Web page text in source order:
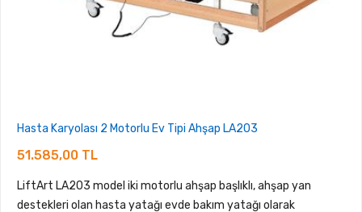
Hasta Karyolası 2 Motorlu Ev Tipi Ahşap LA203
51.585,00 TL
LiftArt LA203 model iki motorlu ahşap başlıklı, ahşap yan
destekleri olan hasta yatağı evde bakım yatağı olarak